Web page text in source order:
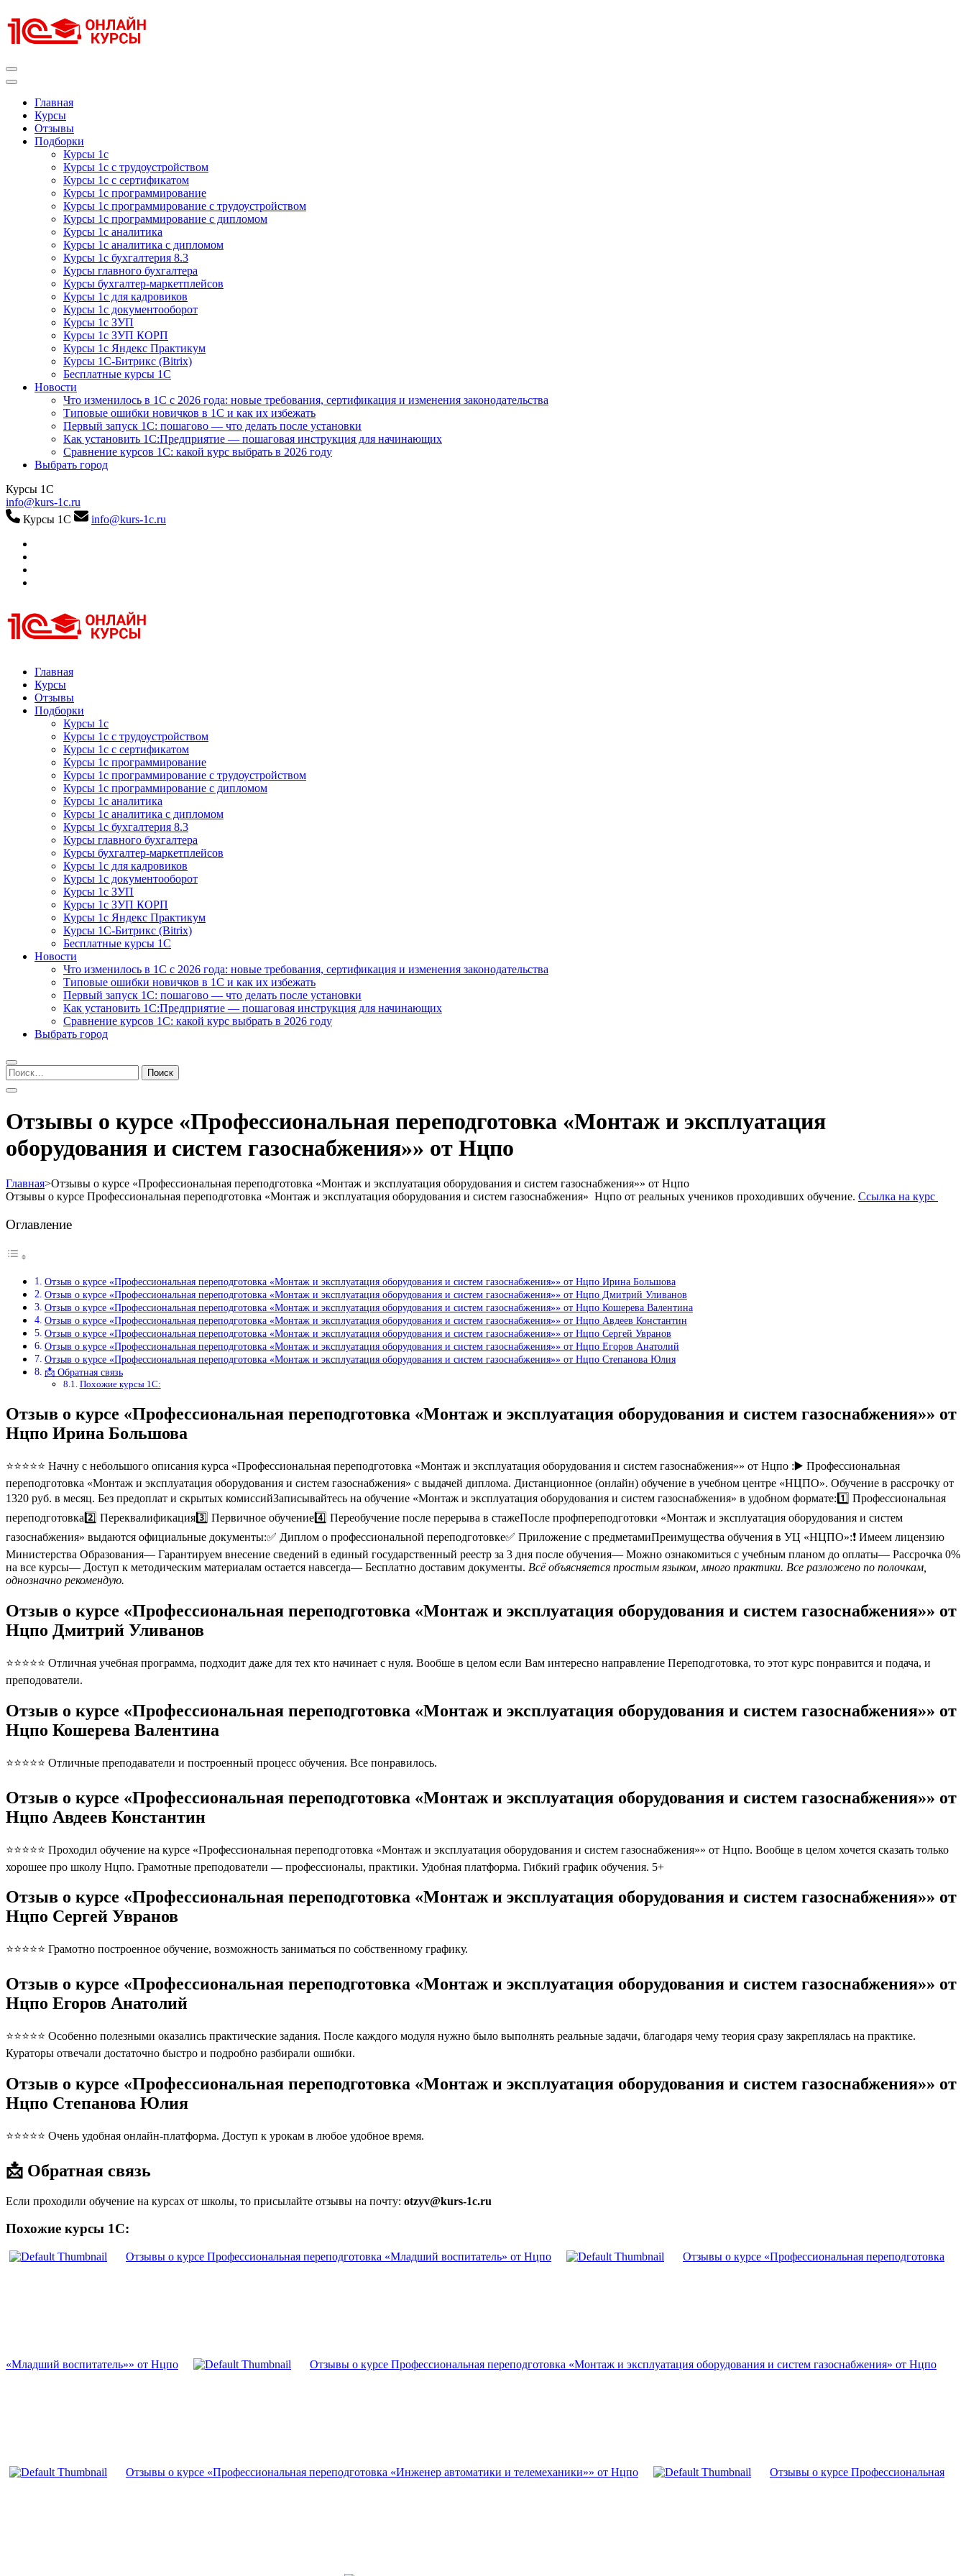
к
содержимому
Главная
Курсы
Отзывы
Подборки
Курсы 1с
Курсы 1с с трудоустройством
Курсы 1с с сертификатом
Курсы 1с программирование
Курсы 1с программирование с трудоустройством
Курсы 1с программирование с дипломом
Курсы 1с аналитика
Курсы 1с аналитика с дипломом
Курсы 1с бухгалтерия 8.3
Курсы главного бухгалтера
Курсы бухгалтер-маркетплейсов
Курсы 1с для кадровиков
Курсы 1с документооборот
Курсы 1с ЗУП
Курсы 1с ЗУП КОРП
Курсы 1с Яндекс Практикум
Курсы 1С-Битрикс (Bitrix)
Бесплатные курсы 1С
Новости
Что изменилось в 1С с 2026 года: новые требования, сертификация и изменения законодательства
Типовые ошибки новичков в 1С и как их избежать
Первый запуск 1С: пошагово — что делать после установки
Как установить 1С:Предприятие — пошаговая инструкция для начинающих
Сравнение курсов 1С: какой курс выбрать в 2026 году
Выбрать город
Курсы 1С
info@kurs-1c.ru
Курсы 1С
info@kurs-1c.ru
Курсы 1С
Курсы 1С официальная сертификация
Главная
Курсы
Отзывы
Подборки
Курсы 1с
Курсы 1с с трудоустройством
Курсы 1с с сертификатом
Курсы 1с программирование
Курсы 1с программирование с трудоустройством
Курсы 1с программирование с дипломом
Курсы 1с аналитика
Курсы 1с аналитика с дипломом
Курсы 1с бухгалтерия 8.3
Курсы главного бухгалтера
Курсы бухгалтер-маркетплейсов
Курсы 1с для кадровиков
Курсы 1с документооборот
Курсы 1с ЗУП
Курсы 1с ЗУП КОРП
Курсы 1с Яндекс Практикум
Курсы 1С-Битрикс (Bitrix)
Бесплатные курсы 1С
Новости
Что изменилось в 1С с 2026 года: новые требования, сертификация и изменения законодательства
Типовые ошибки новичков в 1С и как их избежать
Первый запуск 1С: пошагово — что делать после установки
Как установить 1С:Предприятие — пошаговая инструкция для начинающих
Сравнение курсов 1С: какой курс выбрать в 2026 году
Выбрать город
Найти:
Отзывы о курсе «Профессиональная переподготовка «Монтаж и эксплуатация
оборудования и систем газоснабжения»» от Нцпо
Главная>Отзывы о курсе «Профессиональная переподготовка «Монтаж и эксплуатация оборудования и систем газоснабжения»» от Нцпо
Отзывы о курсе Профессиональная переподготовка «Монтаж и эксплуатация оборудования и систем газоснабжения» Нцпо от реальных учеников проходивших обучение. Ссылка на курс
Оглавление
Отзыв о курсе «Профессиональная переподготовка «Монтаж и эксплуатация оборудования и систем газоснабжения»» от Нцпо Ирина Большова
Отзыв о курсе «Профессиональная переподготовка «Монтаж и эксплуатация оборудования и систем газоснабжения»» от Нцпо Дмитрий Уливанов
Отзыв о курсе «Профессиональная переподготовка «Монтаж и эксплуатация оборудования и систем газоснабжения»» от Нцпо Кошерева Валентина
Отзыв о курсе «Профессиональная переподготовка «Монтаж и эксплуатация оборудования и систем газоснабжения»» от Нцпо Авдеев Константин
Отзыв о курсе «Профессиональная переподготовка «Монтаж и эксплуатация оборудования и систем газоснабжения»» от Нцпо Сергей Увранов
Отзыв о курсе «Профессиональная переподготовка «Монтаж и эксплуатация оборудования и систем газоснабжения»» от Нцпо Егоров Анатолий
Отзыв о курсе «Профессиональная переподготовка «Монтаж и эксплуатация оборудования и систем газоснабжения»» от Нцпо Степанова Юлия
📩 Обратная связь
Похожие курсы 1С:
Отзыв о курсе «Профессиональная переподготовка «Монтаж и эксплуатация оборудования и систем газоснабжения»» от
Нцпо Ирина Большова
⭐⭐⭐⭐⭐ Начну с небольшого описания курса «Профессиональная переподготовка «Монтаж и эксплуатация оборудования и систем газоснабжения»» от Нцпо :▶️ Профессиональная
переподготовка «Монтаж и эксплуатация оборудования и систем газоснабжения» с выдачей диплома. Дистанционное (онлайн) обучение в учебном центре «НЦПО». Обучение в рассрочку от
1320 руб. в месяц. Без предоплат и скрытых комиссийЗаписывайтесь на обучение «Монтаж и эксплуатация оборудования и систем газоснабжения» в удобном формате:1️⃣ Профессиональная
переподготовка2️⃣ Переквалификация3️⃣ Первичное обучение4️⃣ Переобучение после перерыва в стажеПосле профпереподготовки «Монтаж и эксплуатация оборудования и систем
газоснабжения» выдаются официальные документы:✅ Диплом о профессиональной переподготовке✅ Приложение с предметамиПреимущества обучения в УЦ «НЦПО»:❗️ Имеем лицензию
Министерства Образования— Гарантируем внесение сведений в единый государственный реестр за 3 дня после обучения— Можно ознакомиться с учебным планом до оплаты— Рассрочка 0%
на все курсы— Доступ к методическим материалам остается навсегда— Бесплатно доставим документы. Всё объясняется простым языком, много практики. Все разложено по полочкам,
однозначно рекомендую.
Отзыв о курсе «Профессиональная переподготовка «Монтаж и эксплуатация оборудования и систем газоснабжения»» от
Нцпо Дмитрий Уливанов
⭐⭐⭐⭐⭐ Отличная учебная программа, подходит даже для тех кто начинает с нуля. Вообше в целом если Вам интересно направление Переподготовка, то этот курс понравится и подача, и
преподователи.
Отзыв о курсе «Профессиональная переподготовка «Монтаж и эксплуатация оборудования и систем газоснабжения»» от
Нцпо Кошерева Валентина
⭐⭐⭐⭐⭐ Отличные преподаватели и построенный процесс обучения. Все понравилось.
Отзыв о курсе «Профессиональная переподготовка «Монтаж и эксплуатация оборудования и систем газоснабжения»» от
Нцпо Авдеев Константин
⭐⭐⭐⭐⭐ Проходил обучение на курсе «Профессиональная переподготовка «Монтаж и эксплуатация оборудования и систем газоснабжения»» от Нцпо. Вообще в целом хочется сказать только
хорошее про школу Нцпо. Грамотные преподователи — профессионалы, практики. Удобная платформа. Гибкий график обучения. 5+
Отзыв о курсе «Профессиональная переподготовка «Монтаж и эксплуатация оборудования и систем газоснабжения»» от
Нцпо Сергей Увранов
⭐⭐⭐⭐⭐ Грамотно построенное обучение, возможность заниматься по собственному графику.
Отзыв о курсе «Профессиональная переподготовка «Монтаж и эксплуатация оборудования и систем газоснабжения»» от
Нцпо Егоров Анатолий
⭐⭐⭐⭐⭐ Особенно полезными оказались практические задания. После каждого модуля нужно было выполнять реальные задачи, благодаря чему теория сразу закреплялась на практике.
Кураторы отвечали достаточно быстро и подробно разбирали ошибки.
Отзыв о курсе «Профессиональная переподготовка «Монтаж и эксплуатация оборудования и систем газоснабжения»» от
Нцпо Степанова Юлия
⭐⭐⭐⭐⭐ Очень удобная онлайн-платформа. Доступ к урокам в любое удобное время.
📩 Обратная связь
Если проходили обучение на курсах от школы, то присылайте отзывы на почту: otzyv@kurs-1c.ru
Похожие курсы 1С:
Отзывы о курсе Профессиональная переподготовка «Младший воспитатель» от Нцпо Отзывы о курсе «Профессиональная переподготовка
«Младший воспитатель»» от Нцпо Отзывы о курсе Профессиональная переподготовка «Монтаж и эксплуатация оборудования и систем газоснабжения» от Нцпо
Отзывы о курсе «Профессиональная переподготовка «Инженер автоматики и телемеханики»» от Нцпо Отзывы о курсе Профессиональная